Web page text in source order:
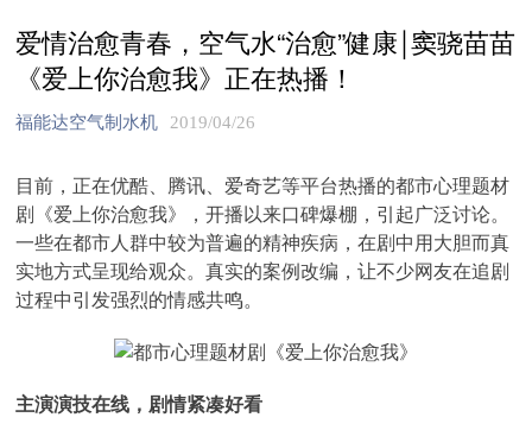
爱情治愈青春，空气水“治愈”健康￨窦骁苗苗
《爱上你治愈我》正在热播！
福能达空气制水机 2019/04/26
目前，正在优酷、腾讯、爱奇艺等平台热播的都市心理题材
剧《爱上你治愈我》，开播以来口碑爆棚，引起广泛讨论。
一些在都市人群中较为普遍的精神疾病，在剧中用大胆而真
实地方式呈现给观众。真实的案例改编，让不少网友在追剧
过程中引发强烈的情感共鸣。
主演演技在线，剧情紧凑好看